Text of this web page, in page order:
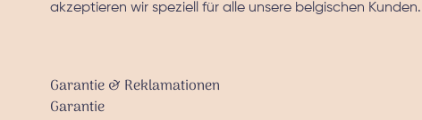
akzeptieren wir speziell für alle unsere belgischen Kunden.
Garantie & Reklamationen
Garantie